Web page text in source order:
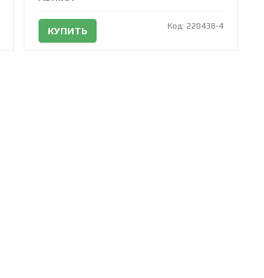
КУПИТЬ Код: 220438-4